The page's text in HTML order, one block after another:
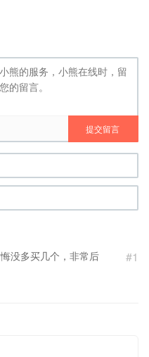
提交留言
#1
没多买几个，非常后